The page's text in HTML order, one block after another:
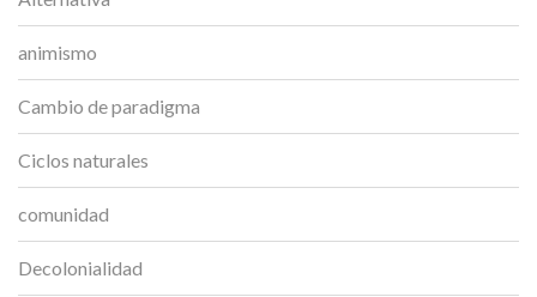
animismo
Cambio de paradigma
Ciclos naturales
comunidad
Decolonialidad